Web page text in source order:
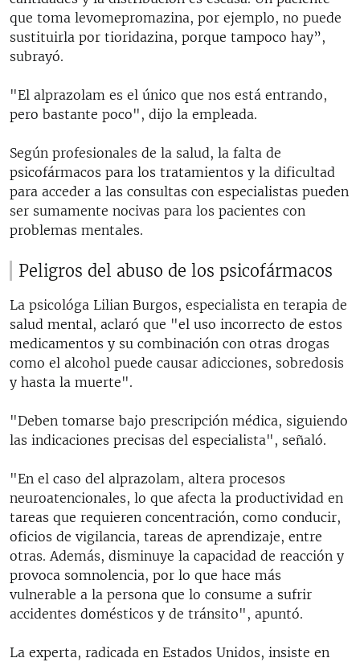
que toma levomepromazina, por ejemplo, no puede
sustituirla por tioridazina, porque tampoco hay”,
subrayó.
"El alprazolam es el único que nos está entrando,
pero bastante poco", dijo la empleada.
Según profesionales de la salud, la falta de
psicofármacos para los tratamientos y la dificultad
para acceder a las consultas con especialistas pueden
ser sumamente nocivas para los pacientes con
problemas mentales.
Peligros del abuso de los psicofármacos
La psicológa Lilian Burgos, especialista en terapia de
salud mental, aclaró que "el uso incorrecto de estos
medicamentos y su combinación con otras drogas
como el alcohol puede causar adicciones, sobredosis
y hasta la muerte".
"Deben tomarse bajo prescripción médica, siguiendo
las indicaciones precisas del especialista", señaló.
"En el caso del alprazolam, altera procesos
neuroatencionales, lo que afecta la productividad en
tareas que requieren concentración, como conducir,
oficios de vigilancia, tareas de aprendizaje, entre
otras. Además, disminuye la capacidad de reacción y
provoca somnolencia, por lo que hace más
vulnerable a la persona que lo consume a sufrir
accidentes domésticos y de tránsito", apuntó.
La experta, radicada en Estados Unidos, insiste en